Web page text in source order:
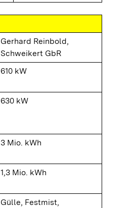
Gerhard Reinbold,
Schweikert GbR
610 kW
630 kW
3 Mio. kWh
1,3 Mio. kWh
Gülle, Festmist,